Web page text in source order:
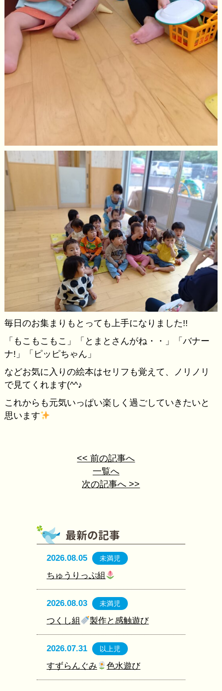
毎日のお集まりもとっても上手になりました!!
「もこもこもこ」「とまとさんがね・・」「バナー
ナ!」「ピッピちゃん」
などお気に入りの絵本はセリフも覚えて、ノリノリ
で見てくれます(^^♪
これからも元気いっぱい楽しく過ごしていきたいと
思います
<< 前の記事へ
一覧へ
次の記事へ >>
2026.08.05 未満児
ちゅうりっぷ組
2026.08.03 未満児
つくし組 製作と感触遊び
2026.07.31 以上児
すずらんぐみ 色水遊び